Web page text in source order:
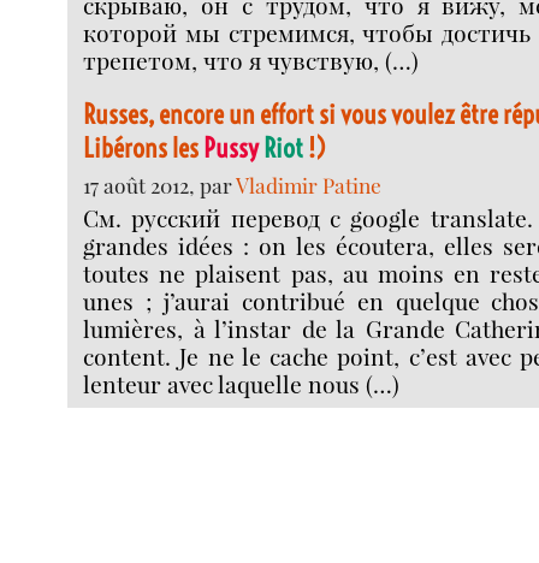
которой мы стремимся, чтобы
трепетом, что я чувствую, (…)
Russes, encore un effort si vous voulez être
Libérons les PussyRiot!)
17 août 2012, parVladimir Patine
См. русский перевод с google
grandes idées : on les écoutera, elles
toutes ne plaisent pas, au moins en
unes ; j’aurai contribué en quelque
lumières, à l’instar de la Grande
content. Je ne le cache point, c’est avec
lenteur avec laquelle nous (…)